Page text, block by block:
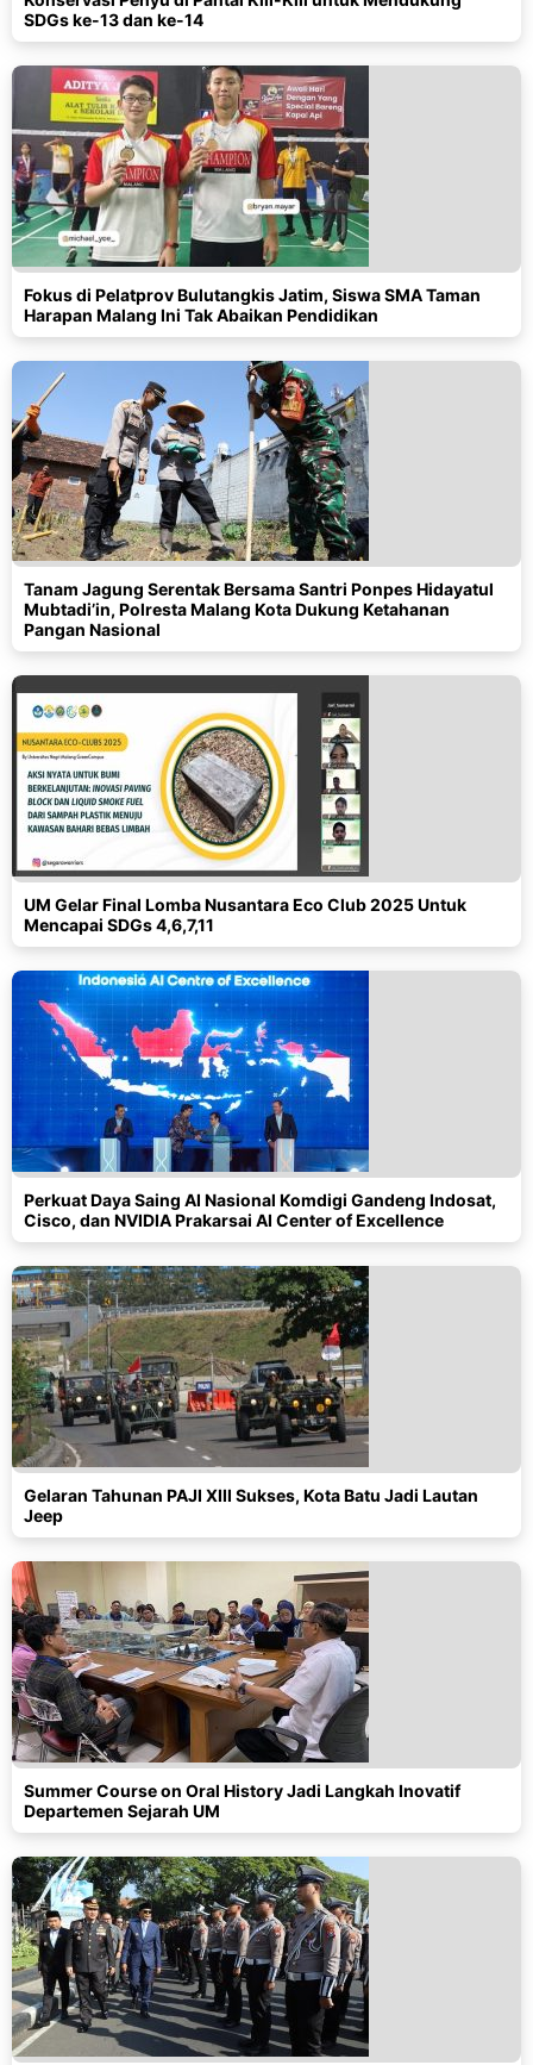
SDGs ke-13 dan ke-14
Fokus di Pelatprov Bulutangkis Jatim, Siswa SMA Taman
Harapan Malang Ini Tak Abaikan Pendidikan
Tanam Jagung Serentak Bersama Santri Ponpes Hidayatul
Mubtadi’in, Polresta Malang Kota Dukung Ketahanan
Pangan Nasional
UM Gelar Final Lomba Nusantara Eco Club 2025 Untuk
Mencapai SDGs 4,6,7,11
Perkuat Daya Saing AI Nasional Komdigi Gandeng Indosat,
Cisco, dan NVIDIA Prakarsai AI Center of Excellence
Gelaran Tahunan PAJI XIII Sukses, Kota Batu Jadi Lautan
Jeep
Summer Course on Oral History Jadi Langkah Inovatif
Departemen Sejarah UM